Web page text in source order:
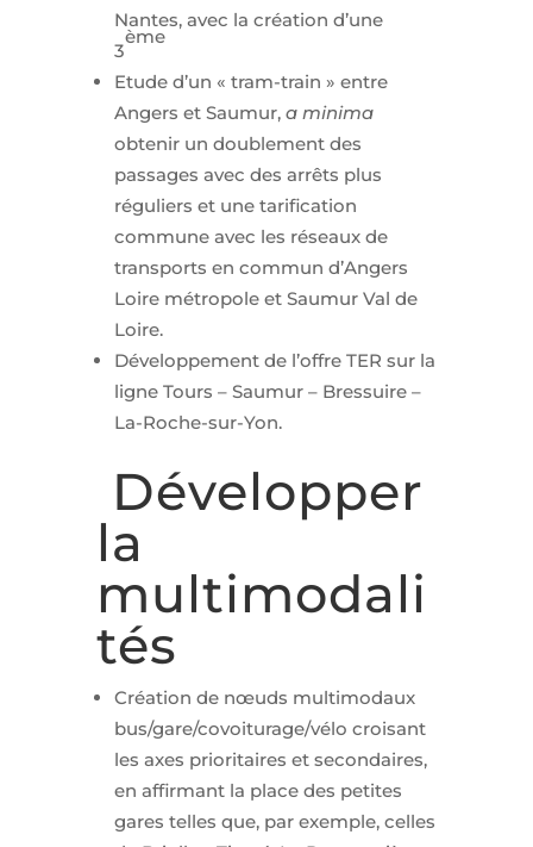
Nantes, avec la création d’une
3
ème
Etude d’un « tram-train » entre
Angers et Saumur, a minima
obtenir un doublement des
passages avec des arrêts plus
réguliers et une tarification
commune avec les réseaux de
transports en commun d’Angers
Loire métropole et Saumur Val de
Loire.
Développement de l’offre TER sur la
ligne Tours – Saumur – Bressuire –
La-Roche-sur-Yon.
Développer
la
multimodali
tés
Création de nœuds multimodaux
bus/gare/covoiturage/vélo croisant
les axes prioritaires et secondaires,
en affirmant la place des petites
gares telles que, par exemple, celles